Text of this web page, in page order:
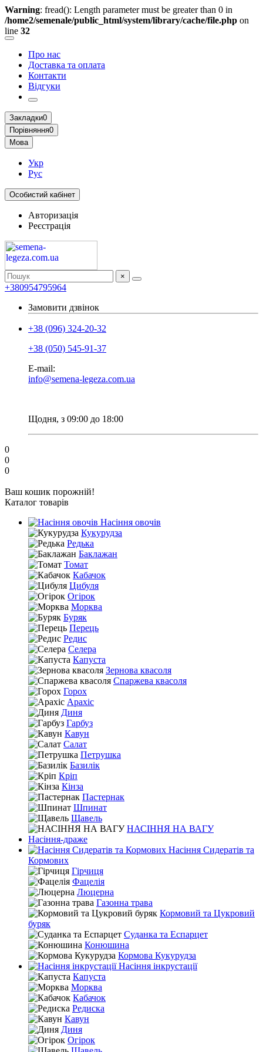
Warning: fread(): Length parameter must be greater than 0 in
/home2/semenale/public_html/system/library/cache/file.php on
line 32
Про нас
Доставка та оплата
Контакти
Відгуки
Закладки0
Порівняння0
Мова
Укр
Рус
Особистий кабінет
Авторизація
Реєстрація
×
+380954795964
Замовити дзвінок
+38 (096) 324-20-32
+38 (050) 545-91-37
E-mail:
info@semena-legeza.com.ua
Щодня, з 09:00 до 18:00
0
0
0
Ваш кошик порожній!
Каталог товарів
Насіння овочів
Кукурудза
Редька
Баклажан
Томат
Кабачок
Цибуля
Огірок
Морква
Буряк
Перець
Редис
Селера
Капуста
Зернова квасоля
Спаржева квасоля
Горох
Арахіс
Диня
Гарбуз
Кавун
Салат
Петрушка
Базилік
Кріп
Кінза
Пастернак
Шпинат
Щавель
НАСІННЯ НА ВАГУ
Насіння-драже
Насіння Сидератів та
Кормових
Гірчиця
Фацелія
Люцерна
Газонна трава
Кормовий та Цукровий
буряк
Суданка та Еспарцет
Конюшина
Кормова Кукурудза
Насіння інкрустації
Капуста
Морква
Кабачок
Редиска
Кавун
Диня
Огірок